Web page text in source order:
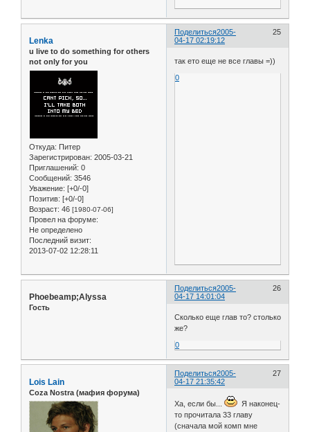
Поделиться 25
2005-
04-17 02:19:12
Lenka
u live to do something for others
not only for you
Откуда: Питер
Зарегистрирован: 2005-03-21
Приглашений: 0
Сообщений: 3546
Уважение: [+0/-0]
Позитив: [+0/-0]
Возраст: 46 [1980-07-06]
Провел на форуме:
Не определено
Последний визит:
2013-07-02 12:28:11
так ето еще не все главы =))
0
Поделиться 26
2005-
04-17 14:01:04
Phoebeamp;Alyssa
Гость
Сколько еще глав то? столько
же?
0
Поделиться 27
2005-
04-17 21:35:42
Lois Lain
Coza Nostra (мафия форума)
Ха, если бы...
Я наконец-
то прочитала 33 главу
(сначала мой комп мне